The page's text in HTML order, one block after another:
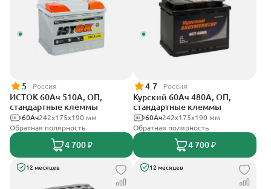
5 Россия
ИСТОК 60Ач 510А, ОП,
стандартные клеммы
242x175x190 мм
60Ач
Обратная полярность
4 700 ₽
4.7 Россия
Курский 60Ач 480А, ОП,
стандартные клеммы
242x175x190 мм
60Ач
Обратная полярность
4 700 ₽
12 месяцев 12 месяцев